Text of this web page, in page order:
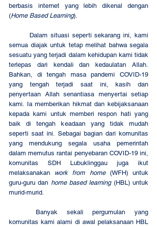
berbasis internet yang lebih dikenal dengan
(Home Based Learning).
semua diajak untuk tetap melihat bahwa segala
sesuatu yang terjadi dalam kehidupan kami tidak
terlepas dari kendali dan kedaulatan Allah.
Bahkan, di tengah masa pandemi COVID-19
yang tengah terjadi saat ini, kasih dan
penyertaan Allah senantiasa menyertai setiap
kami. Ia memberikan hikmat dan kebijaksanaan
kepada kami untuk memberi respon hati yang
baik di tengah keadaan yang tidak mudah
seperti saat ini. Sebagai bagian dari komunitas
yang mendukung segala usaha pemerintah
dalam memutus rantai penyebaran COVID-19 ini,
komunitas SDH Lubuklinggau juga ikut
melaksanakan
work from home (WFH) untuk
guru-guru dan home based learning (HBL) untuk
murid-murid.
komunitas kami alami di awal pelaksanaan HBL